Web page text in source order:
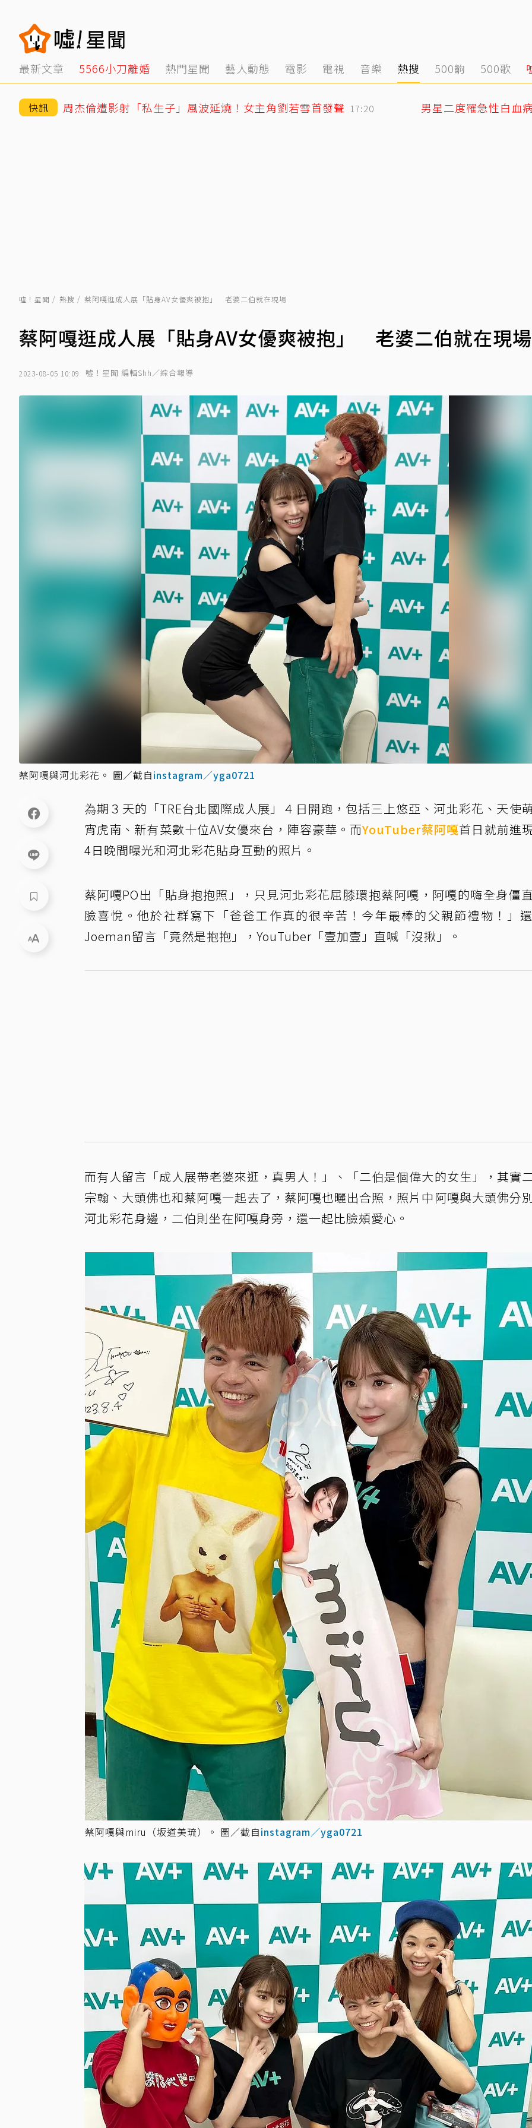
最新文章 5566小刀離婚 熱門星聞 藝人動態 電影 電視 音樂 熱搜 500齣 500歌
快訊 周杰倫遭影射「私生子」風波延燒！女主角劉若雪首發聲 17:20 男星二度罹急性白血
噓！星聞 熱搜 蔡阿嘎逛成人展「貼身AV女優爽被抱」 老婆二伯就在現場
蔡阿嘎逛成人展「貼身AV女優爽被抱」 老婆二伯就在現場
2023-08-05 10:09 噓！星聞 編輯Shh／綜合報導
蔡阿嘎與河北彩花。 圖／截自instagram／yga0721
為期３天的「TRE台北國際成人展」４日開跑，包括三上悠亞、河北彩花、天使
宵虎南、新有菜數十位AV女優來台，陣容豪華。而YouTuber蔡阿嘎首日就前進
4日晚間曝光和河北彩花貼身互動的照片。
蔡阿嘎PO出「貼身抱抱照」，只見河北彩花屈膝環抱蔡阿嘎，阿嘎的嗨全身僵
臉喜悅。他於社群寫下「爸爸工作真的很辛苦！今年最棒的父親節禮物！」
Joeman留言「竟然是抱抱」，YouTuber「壹加壹」直喊「沒揪」。
而有人留言「成人展帶老婆來逛，真男人！」、「二伯是個偉大的女生」，其實
宗翰、大頭佛也和蔡阿嘎一起去了，蔡阿嘎也曬出合照，照片中阿嘎與大頭佛分
河北彩花身邊，二伯則坐在阿嘎身旁，還一起比臉頰愛心。
蔡阿嘎與miru（坂道美琉）。 圖／截自instagram／yga0721